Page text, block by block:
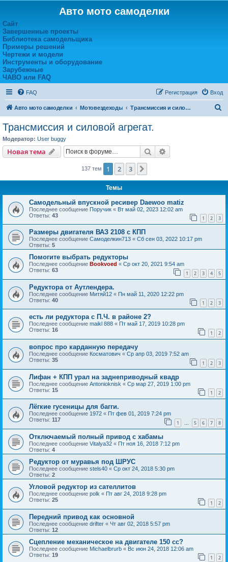
Авто мото самоделки
Сайт
Завершенные проекты
Библиотека самодельщика
Примеры решений
Чертежи и модели
Инструменты и оборудование
Зарубежные
ЧАВО или FAQ
FAQ Вход
Регистрация
Авто мото самоделки Мотовездеходы Трансмиссия и силовой агрегат.
Трансмиссия и силовой агрегат.
Модератор: User buggy
Новая тема Поиск
137 тем 1 2 3
Темы
Самодельный впускной ресивер Daewoo matiz
Последнее сообщение Поручик « Вт май 02, 2023 12:02 am
Ответы: 43 1 2 3
Размеры двигателя ВАЗ 2108 с КПП
Последнее сообщение Самоделкин713 « Сб сен 03, 2022 10:17 pm
Ответы: 5
Помогите выбрать редукторы
Последнее сообщение Bookvoed « Ср окт 20, 2021 9:54 am
Ответы: 63 1 2 3 4 5
Редуктора от Аутлендера.
Последнее сообщение Митяй12 « Пн май 11, 2020 12:22 pm
Ответы: 40 1 2 3
есть ли редуктора с П.Ч. в районе 2?
Последнее сообщение maikl 888 « Пт май 17, 2019 10:28 pm
Ответы: 16 1 2
вопрос про карданную передачу
Последнее сообщение Косматович « Ср апр 03, 2019 7:52 am
Ответы: 35 1 2 3
Лифан + КПП урал на заднеприводный квадр
Последнее сообщение Antonioknisk « Ср мар 27, 2019 1:00 pm
Ответы: 15 1 2
Лёгкие гусеницы для багги.
Последнее сообщение 1972 « Пт фев 01, 2019 7:24 pm
Ответы: 117 1 … 5 6 7 8
Отключаемый полный привод с хабамы
Последнее сообщение Vitalya32 « Пт ноя 16, 2018 7:12 pm
Ответы: 4
Редуктор от муравья под ШРУС
Последнее сообщение stels40 « Ср окт 24, 2018 5:30 pm
Ответы: 2
Угловой редуктор из сателлитов
Последнее сообщение polk « Пт авг 24, 2018 9:28 pm
Ответы: 25 1 2
Передний привод как основной
Последнее сообщение drifter « Чт авг 02, 2018 5:57 pm
Ответы: 12
Сцепление механическое на двигателе 150 сс?
Последнее сообщение Michaelbrurb « Вс июн 24, 2018 12:06 am
Ответы: 19 1 2